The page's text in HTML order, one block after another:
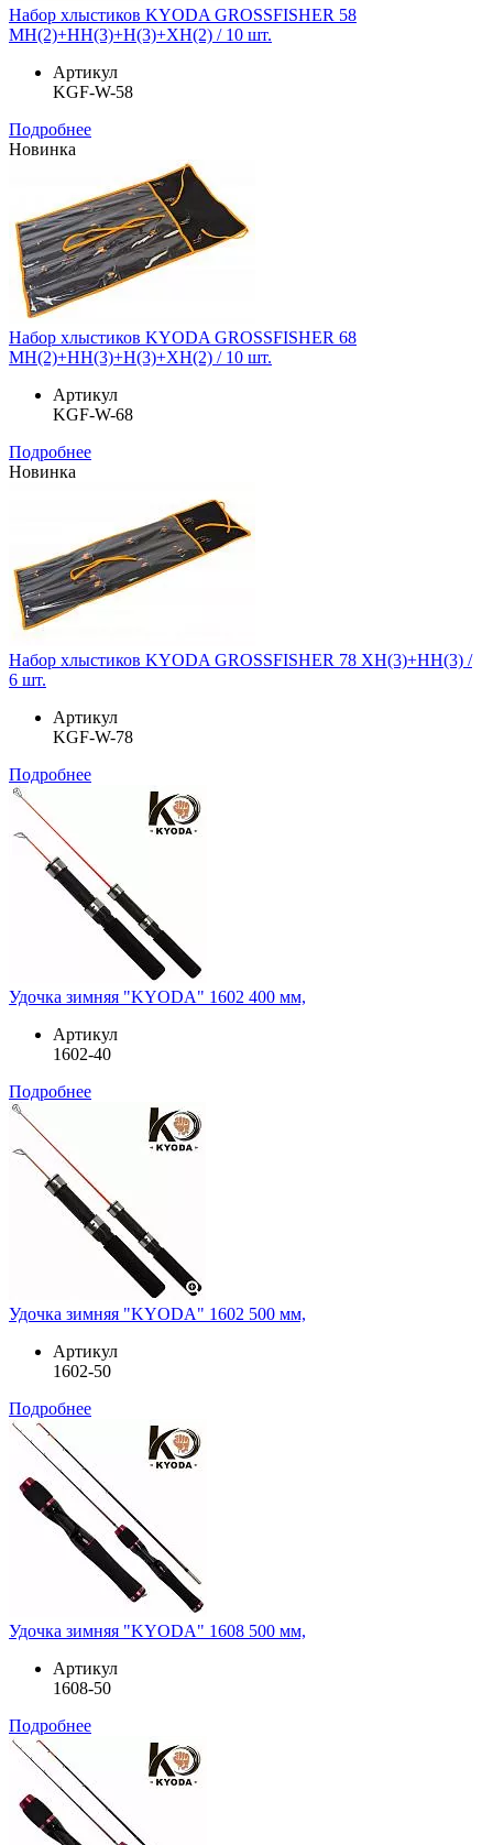
Набор хлыстиков KYODA GROSSFISHER 58
MH(2)+HH(3)+H(3)+XH(2) / 10 шт.
Артикул
KGF-W-58
Подробнее
Новинка
Набор хлыстиков KYODA GROSSFISHER 68
MH(2)+HH(3)+H(3)+XH(2) / 10 шт.
Артикул
KGF-W-68
Подробнее
Новинка
Набор хлыстиков KYODA GROSSFISHER 78 XH(3)+HH(3) /
6 шт.
Артикул
KGF-W-78
Подробнее
Удочка зимняя "KYODA" 1602 400 мм,
Артикул
1602-40
Подробнее
Удочка зимняя "KYODA" 1602 500 мм,
Артикул
1602-50
Подробнее
Удочка зимняя "KYODA" 1608 500 мм,
Артикул
1608-50
Подробнее